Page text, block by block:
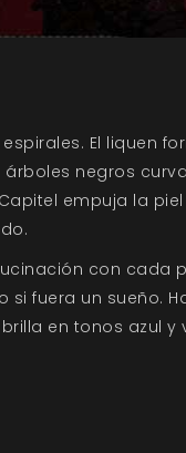
El liquen
negros
empuja la
con cada
fuera un sueño.
en tonos azul y